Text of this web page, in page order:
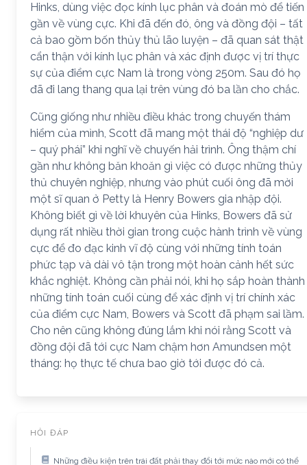
Hinks, dùng việc đọc kính lục phân và đoán mò để tiến
gần về vùng cực. Khi đã đến đó, ông và đồng đội – tất
cả bao gồm bốn thủy thủ lão luyện – đã quan sát thật
cẩn thận với kính lục phân và xác định được vị trí thực
sự của điểm cực Nam là trong vòng 250m. Sau đó họ
đã đi lang thang qua lại trên vùng đó ba lần cho chắc.
Cũng giống như nhiều điều khác trong chuyến thám
hiểm của mình, Scott đã mang một thái độ “nghiệp dư
– quý phái” khi nghĩ về chuyến hải trình. Ông thậm chí
gần như không băn khoăn gì việc có được những thủy
thủ chuyên nghiệp, nhưng vào phút cuối ông đã mời
một sĩ quan ở Petty là Henry Bowers gia nhập đội.
Không biết gì về lời khuyên của Hinks, Bowers đã sử
dụng rất nhiều thời gian trong cuộc hành trình về vùng
cực để đo đạc kinh vĩ độ cùng với những tính toán
phức tạp và dài vô tận trong một hoàn cảnh hết sức
khắc nghiệt. Không cần phải nói, khi họ sắp hoàn thành
những tính toán cuối cùng để xác định vị trí chính xác
của điểm cực Nam, Bowers và Scott đã phạm sai lầm.
Cho nên cũng không đúng lắm khi nói rằng Scott và
đồng đội đã tới cực Nam chậm hơn Amundsen một
tháng: họ thực tế chưa bao giờ tới được đó cả.
HỎI ĐÁP
Những điều kiện trên trái đất phải thay đổi tới mức nào mới có thể